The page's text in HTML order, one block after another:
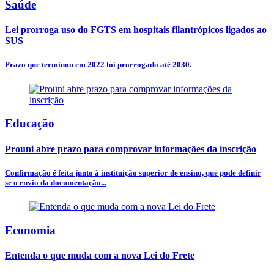
Saúde
Lei prorroga uso do FGTS em hospitais filantrópicos ligados ao
SUS
Prazo que terminou em 2022 foi prorrogado até 2030.
Educação
Prouni abre prazo para comprovar informações da inscrição
Confirmação é feita junto à instituição superior de ensino, que pode definir
se o envio da documentação...
Economia
Entenda o que muda com a nova Lei do Frete